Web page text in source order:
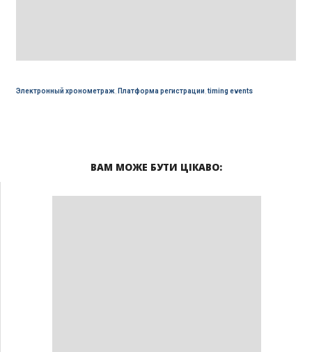
Электронный хронометраж, Платформа регистрации,timing events
ВАМ МОЖЕ БУТИ ЦІКАВО: